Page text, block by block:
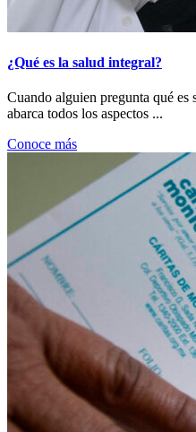
¿Qué es la salud integral?
Cuando alguien pregunta qué es
abarca todos los aspectos ...
Conoce más